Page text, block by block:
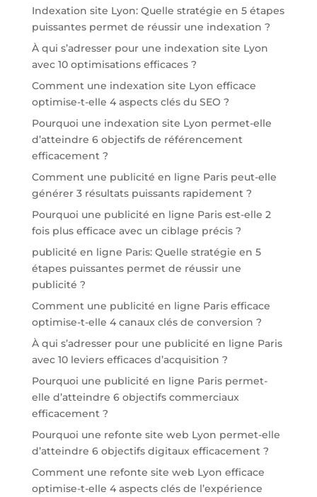
Indexation site Lyon: Quelle stratégie en 5 étapes
puissantes permet de réussir une indexation ?
À qui s’adresser pour une indexation site Lyon
avec 10 optimisations efficaces ?
Comment une indexation site Lyon efficace
optimise-t-elle 4 aspects clés du SEO ?
Pourquoi une indexation site Lyon permet-elle
d’atteindre 6 objectifs de référencement
efficacement ?
Comment une publicité en ligne Paris peut-elle
générer 3 résultats puissants rapidement ?
Pourquoi une publicité en ligne Paris est-elle 2
fois plus efficace avec un ciblage précis ?
publicité en ligne Paris: Quelle stratégie en 5
étapes puissantes permet de réussir une
publicité ?
Comment une publicité en ligne Paris efficace
optimise-t-elle 4 canaux clés de conversion ?
À qui s’adresser pour une publicité en ligne Paris
avec 10 leviers efficaces d’acquisition ?
Pourquoi une publicité en ligne Paris permet-
elle d’atteindre 6 objectifs commerciaux
efficacement ?
Pourquoi une refonte site web Lyon permet-elle
d’atteindre 6 objectifs digitaux efficacement ?
Comment une refonte site web Lyon efficace
optimise-t-elle 4 aspects clés de l’expérience